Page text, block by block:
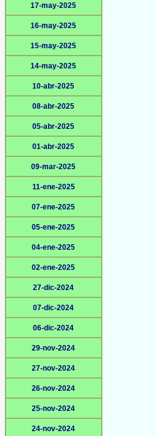
17-may-2025
16-may-2025
15-may-2025
14-may-2025
10-abr-2025
08-abr-2025
05-abr-2025
01-abr-2025
09-mar-2025
11-ene-2025
07-ene-2025
05-ene-2025
04-ene-2025
02-ene-2025
27-dic-2024
07-dic-2024
06-dic-2024
29-nov-2024
27-nov-2024
26-nov-2024
25-nov-2024
24-nov-2024